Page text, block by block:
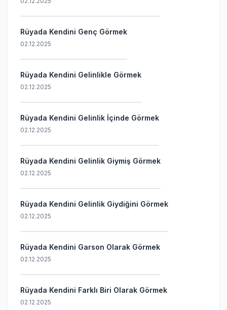
Rüyada Kendini Genç Görmek
02.12.2025
Rüyada Kendini Gelinlikle Görmek
02.12.2025
Rüyada Kendini Gelinlik İçinde Görmek
02.12.2025
Rüyada Kendini Gelinlik Giymiş Görmek
02.12.2025
Rüyada Kendini Gelinlik Giydiğini Görmek
02.12.2025
Rüyada Kendini Garson Olarak Görmek
02.12.2025
Rüyada Kendini Farklı Biri Olarak Görmek
02.12.2025